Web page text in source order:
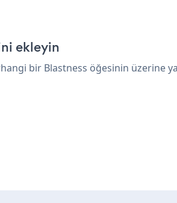
ekleyin
bir Blastness öğesinin üzerine